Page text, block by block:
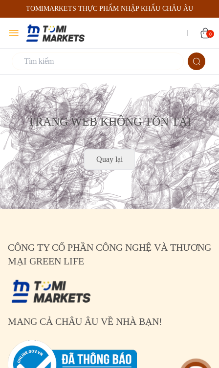
TOMIMARKETS THỰC PHẨM NHẬP KHẨU CHÂU ÂU
0
TRANG WEB KHÔNG TỒN TẠI
Quay lại
CÔNG TY CỔ PHẦN CÔNG NGHỆ VÀ THƯƠNG
MẠI GREEN LIFE
MANG CẢ CHÂU ÂU VỀ NHÀ BẠN!